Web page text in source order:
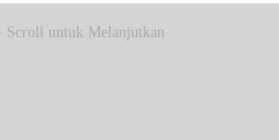
Scroll untuk Melanjutkan